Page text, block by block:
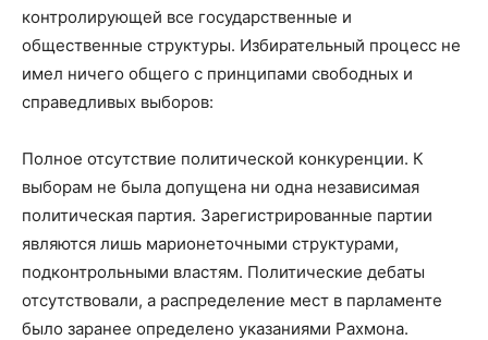
контролирующей все государственные и
общественные структуры. Избирательный процесс не
имел ничего общего с принципами свободных и
справедливых выборов:
Полное отсутствие политической конкуренции. К
выборам не была допущена ни одна независимая
политическая партия. Зарегистрированные партии
являются лишь марионеточными структурами,
подконтрольными властям. Политические дебаты
отсутствовали, а распределение мест в парламенте
было заранее определено указаниями Рахмона.